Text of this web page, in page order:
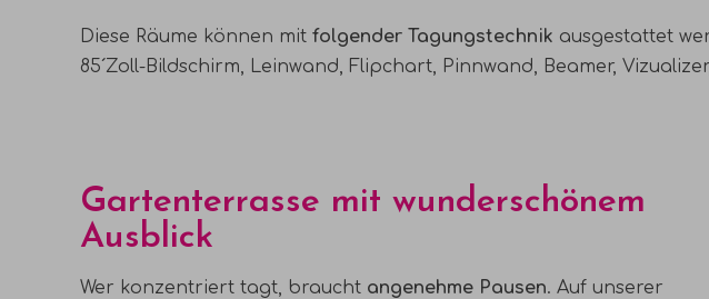
Diese Räume können mit folgender Tagungstechnik ausgestattet
85´Zoll-Bildschirm, Leinwand, Flipchart, Pinnwand, Beamer,
Gartenterrasse mit wunderschönem
Ausblick
Wer konzentriert tagt, braucht angenehme Pausen. Auf unserer